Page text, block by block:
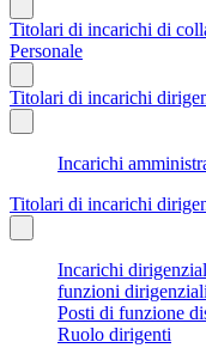
Titolari di incarichi di
Personale
Titolari di incarichi
Incarichi
Titolari di incarichi
Incarichi
funzioni dirigenziali
Posti di funzione
Ruolo dirigenti